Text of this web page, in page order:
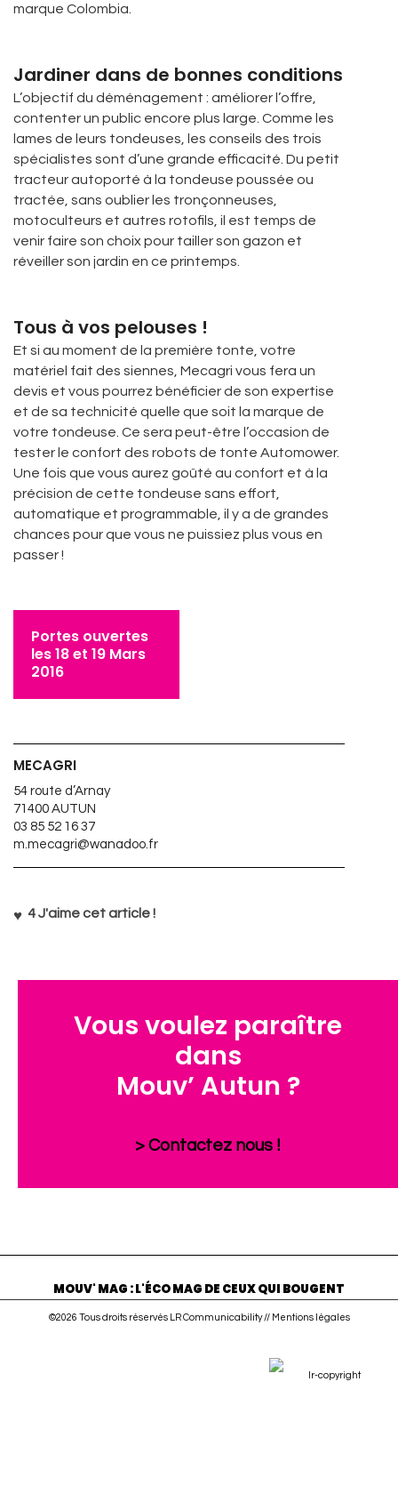
marque Colombia.
Jardiner dans de bonnes conditions
L’objectif du déménagement : améliorer l’offre,
contenter un public encore plus large. Comme les
lames de leurs tondeuses, les conseils des trois
spécialistes sont d’une grande efficacité. Du petit
tracteur autoporté à la tondeuse poussée ou
tractée, sans oublier les tronçonneuses,
motoculteurs et autres rotofils, il est temps de
venir faire son choix pour tailler son gazon et
réveiller son jardin en ce printemps.
Tous à vos pelouses !
Et si au moment de la première tonte, votre
matériel fait des siennes, Mecagri vous fera un
devis et vous pourrez bénéficier de son expertise
et de sa technicité quelle que soit la marque de
votre tondeuse. Ce sera peut-être l’occasion de
tester le confort des robots de tonte Automower.
Une fois que vous aurez goûté au confort et à la
précision de cette tondeuse sans effort,
automatique et programmable, il y a de grandes
chances pour que vous ne puissiez plus vous en
passer !
Portes ouvertes
les 18 et 19 Mars
2016
MECAGRI
54 route d’Arnay
71400 AUTUN
03 85 52 16 37
m.mecagri@wanadoo.fr
4J'aime cet article !
Vous voulez paraître
dans
Mouv’ Autun ?
> Contactez nous !
MOUV' MAG : L'ÉCO MAG DE CEUX QUI BOUGENT
©2026 Tous droits réservés LR Communicability // Mentions légales